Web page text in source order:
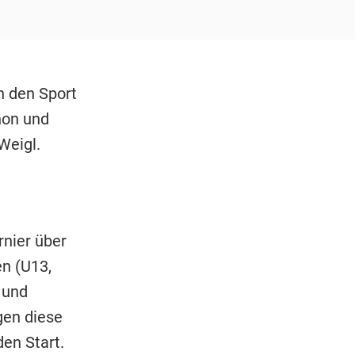
den Sport
und
über
(U13,
diese
Start.